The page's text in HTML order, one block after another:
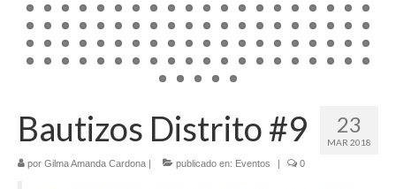
23
MAR 2018
Bautizos Distrito #9
por Gilma Amanda Cardona | publicado en: Eventos | 0